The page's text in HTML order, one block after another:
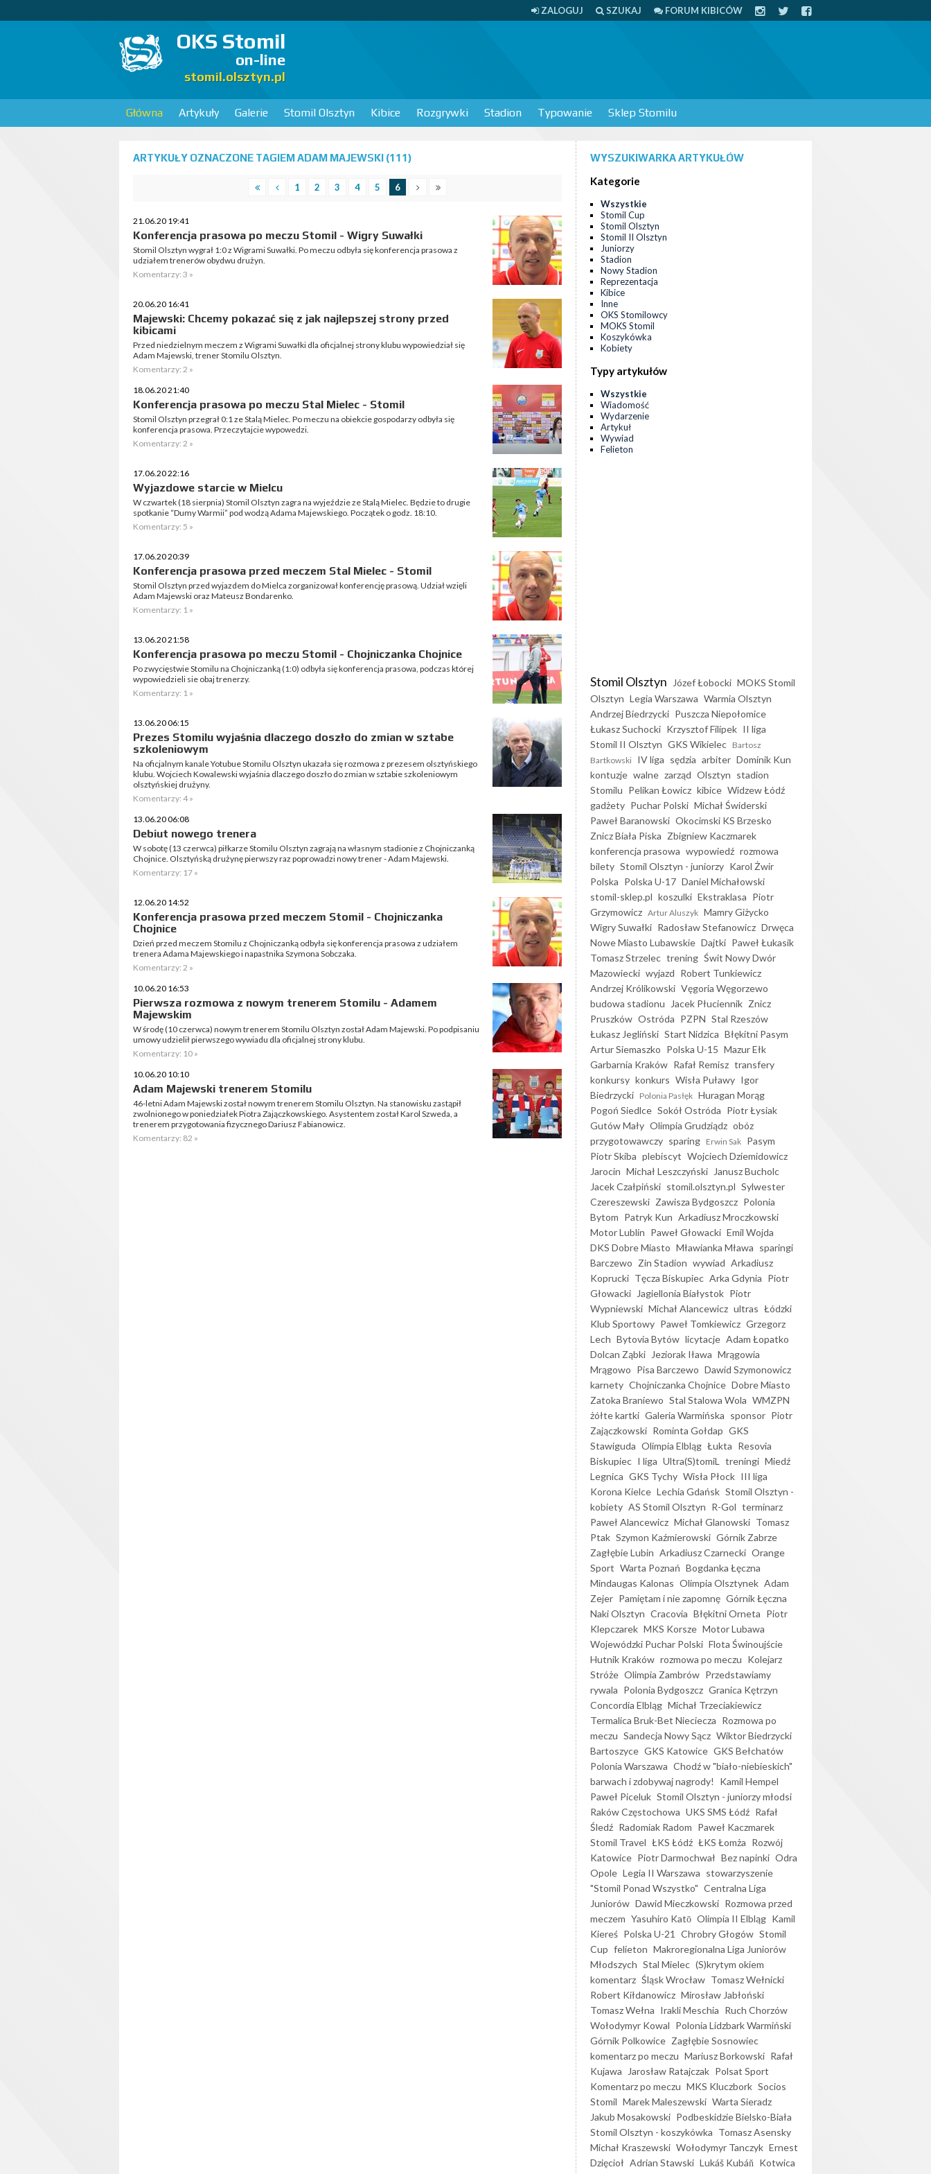
ZALOGUJ SZUKAJ FORUM KIBICÓW
OKS Stomil
on-line
stomil.olsztyn.pl
Główna Artykuły Galerie Stomil Olsztyn Kibice Rozgrywki Stadion Typowanie Sklep Stomilu
ARTYKUŁY OZNACZONE TAGIEM ADAM MAJEWSKI (111)
1 2 3 4 5 6
21.06.20 19:41
Konferencja prasowa po meczu Stomil - Wigry Suwałki
Stomil Olsztyn wygrał 1:0 z Wigrami Suwałki. Po meczu odbyła się konferencja prasowa z
udziałem trenerów obydwu drużyn.
Komentarzy: 3 »
20.06.20 16:41
Majewski: Chcemy pokazać się z jak najlepszej strony przed
kibicami
Przed niedzielnym meczem z Wigrami Suwałki dla oficjalnej strony klubu wypowiedział się
Adam Majewski, trener Stomilu Olsztyn.
Komentarzy: 2 »
18.06.20 21:40
Konferencja prasowa po meczu Stal Mielec - Stomil
Stomil Olsztyn przegrał 0:1 ze Stalą Mielec. Po meczu na obiekcie gospodarzy odbyła się
konferencja prasowa. Przeczytajcie wypowedzi.
Komentarzy: 2 »
17.06.20 22:16
Wyjazdowe starcie w Mielcu
W czwartek (18 sierpnia) Stomil Olsztyn zagra na wyjeździe ze Stalą Mielec. Będzie to drugie
spotkanie “Dumy Warmii” pod wodzą Adama Majewskiego. Początek o godz. 18:10.
Komentarzy: 5 »
17.06.20 20:39
Konferencja prasowa przed meczem Stal Mielec - Stomil
Stomil Olsztyn przed wyjazdem do Mielca zorganizował konferencję prasową. Udział wzięli
Adam Majewski oraz Mateusz Bondarenko.
Komentarzy: 1 »
13.06.20 21:58
Konferencja prasowa po meczu Stomil - Chojniczanka Chojnice
Po zwycięstwie Stomilu na Chojniczanką (1:0) odbyła się konferencja prasowa, podczas której
wypowiedzieli sie obaj trenerzy.
Komentarzy: 1 »
13.06.20 06:15
Prezes Stomilu wyjaśnia dlaczego doszło do zmian w sztabe
szkoleniowym
Na oficjalnym kanale Yotubue Stomilu Olsztyn ukazała się rozmowa z prezesem olsztyńskiego
klubu. Wojciech Kowalewski wyjaśnia dlaczego doszło do zmian w sztabie szkoleniowym
olsztyńskiej drużyny.
Komentarzy: 4 »
13.06.20 06:08
Debiut nowego trenera
W sobotę (13 czerwca) piłkarze Stomilu Olsztyn zagrają na własnym stadionie z Chojniczanką
Chojnice. Olsztyńską drużynę pierwszy raz poprowadzi nowy trener - Adam Majewski.
Komentarzy: 17 »
12.06.20 14:52
Konferencja prasowa przed meczem Stomil - Chojniczanka
Chojnice
Dzień przed meczem Stomilu z Chojniczanką odbyła się konferencja prasowa z udziałem
trenera Adama Majewskiego i napastnika Szymona Sobczaka.
Komentarzy: 2 »
10.06.20 16:53
Pierwsza rozmowa z nowym trenerem Stomilu - Adamem
Majewskim
W środę (10 czerwca) nowym trenerem Stomilu Olsztyn został Adam Majewski. Po podpisaniu
umowy udzielił pierwszego wywiadu dla oficjalnej strony klubu.
Komentarzy: 10 »
10.06.20 10:10
Adam Majewski trenerem Stomilu
46-letni Adam Majewski został nowym trenerem Stomilu Olsztyn. Na stanowisku zastąpił
zwolnionego w poniedziałek Piotra Zajączkowskiego. Asystentem został Karol Szweda, a
trenerem przygotowania fizycznego Dariusz Fabianowicz.
Komentarzy: 82 »
WYSZUKIWARKA ARTYKUŁÓW
Kategorie
Wszystkie
Stomil Cup
Stomil Olsztyn
Stomil II Olsztyn
Juniorzy
Stadion
Nowy Stadion
Reprezentacja
Kibice
Inne
OKS Stomilowcy
MOKS Stomil
Koszykówka
Kobiety
Typy artykułów
Wszystkie
Wiadomość
Wydarzenie
Artykuł
Wywiad
Felieton
Stomil Olsztyn Józef Łobocki MOKS Stomil
Olsztyn Legia Warszawa Warmia Olsztyn
Andrzej Biedrzycki Puszcza Niepołomice
Łukasz Suchocki Krzysztof Filipek II liga
Stomil II Olsztyn GKS Wikielec Bartosz
Bartkowski IV liga sędzia arbiter Dominik Kun
kontuzje walne zarząd Olsztyn stadion
Stomilu Pelikan Łowicz kibice Widzew Łódź
gadżety Puchar Polski Michał Świderski
Paweł Baranowski Okocimski KS Brzesko
Znicz Biała Piska Zbigniew Kaczmarek
konferencja prasowa wypowiedź rozmowa
bilety Stomil Olsztyn - juniorzy Karol Żwir
Polska Polska U-17 Daniel Michałowski
stomil-sklep.pl koszulki Ekstraklasa Piotr
Grzymowicz Artur Aluszyk Mamry Giżycko
Wigry Suwałki Radosław Stefanowicz Drwęca
Nowe Miasto Lubawskie Dajtki Paweł Łukasik
Tomasz Strzelec trening Świt Nowy Dwór
Mazowiecki wyjazd Robert Tunkiewicz
Andrzej Królikowski Vęgoria Węgorzewo
budowa stadionu
Jacek Płuciennik Znicz
Pruszków Ostróda PZPN Stal Rzeszów
Łukasz Jegliński Start Nidzica Błękitni Pasym
Artur Siemaszko Polska U-15 Mazur Ełk
Garbarnia Kraków Rafał Remisz transfery
konkursy konkurs Wisła Puławy Igor
Biedrzycki Polonia Pasłęk Huragan Morąg
Pogoń Siedlce Sokół Ostróda Piotr Łysiak
Gutów Mały Olimpia Grudziądz obóz
przygotowawczy sparing Erwin Sak Pasym
Piotr Skiba plebiscyt Wojciech Dziemidowicz
Jarocin Michał Leszczyński
Janusz Bucholc
Jacek Czałpiński stomil.olsztyn.pl Sylwester
Czereszewski Zawisza Bydgoszcz Polonia
Bytom Patryk Kun Arkadiusz Mroczkowski
Motor Lublin Paweł Głowacki Emil Wojda
DKS Dobre Miasto Mławianka Mława sparingi
Barczewo Zin Stadion wywiad Arkadiusz
Koprucki Tęcza Biskupiec Arka Gdynia Piotr
Głowacki
Jagiellonia Białystok Piotr
Wypniewski Michał Alancewicz ultras Łódzki
Klub Sportowy Paweł Tomkiewicz Grzegorz
Lech Bytovia Bytów licytacje Adam Łopatko
Dolcan Ząbki
Jeziorak Iława Mrągowia
Mrągowo Pisa Barczewo Dawid Szymonowicz
karnety Chojniczanka Chojnice Dobre Miasto
Zatoka Braniewo Stal Stalowa Wola WMZPN
żółte kartki Galeria Warmińska sponsor Piotr
Zajączkowski Rominta Gołdap GKS
Stawiguda Olimpia Elbląg Łukta Resovia
Biskupiec I liga Ultra(S)tomiL treningi Miedź
Legnica GKS Tychy Wisła Płock III liga
Korona Kielce Lechia Gdańsk Stomil Olsztyn -
kobiety AS Stomil Olsztyn R-Gol terminarz
Paweł Alancewicz Michał Glanowski Tomasz
Ptak Szymon Kaźmierowski Górnik Zabrze
Zagłębie Lubin Arkadiusz Czarnecki Orange
Sport Warta Poznań Bogdanka Łęczna
Mindaugas Kalonas Olimpia Olsztynek Adam
Zejer Pamiętam i nie zapomnę Górnik Łęczna
Naki Olsztyn Cracovia Błękitni Orneta Piotr
Klepczarek MKS Korsze Motor Lubawa
Wojewódzki Puchar Polski Flota Świnoujście
Hutnik Kraków rozmowa po meczu Kolejarz
Stróże Olimpia Zambrów Przedstawiamy
rywala Polonia Bydgoszcz Granica Kętrzyn
Concordia Elbląg Michał Trzeciakiewicz
Termalica Bruk-Bet Nieciecza Rozmowa po
meczu Sandecja Nowy Sącz Wiktor Biedrzycki
Bartoszyce GKS Katowice GKS Bełchatów
Polonia Warszawa Chodź w "biało-niebieskich"
barwach i zdobywaj nagrody!
Kamil Hempel
Paweł Piceluk Stomil Olsztyn - juniorzy młodsi
Raków Częstochowa UKS SMS Łódź Rafał
Śledź Radomiak Radom Paweł Kaczmarek
Stomil Travel ŁKS Łódź ŁKS Łomża Rozwój
Katowice Piotr Darmochwał Bez napinki Odra
Opole Legia II Warszawa stowarzyszenie
"Stomil Ponad Wszystko" Centralna Liga
Juniorów Dawid Mieczkowski Rozmowa przed
meczem Yasuhiro Katō Olimpia II Elbląg Kamil
Kiereś Polska U-21 Chrobry Głogów Stomil
Cup felieton Makroregionalna Liga Juniorów
Młodszych Stal Mielec (S)krytym okiem
komentarz Śląsk Wrocław Tomasz Wełnicki
Robert Kiłdanowicz Mirosław Jabłoński
Tomasz Wełna Irakli Meschia Ruch Chorzów
Wołodymyr Kowal Polonia Lidzbark Warmiński
Górnik Polkowice Zagłębie Sosnowiec
komentarz po meczu Mariusz Borkowski Rafał
Kujawa
Jarosław Ratajczak Polsat Sport
Komentarz po meczu MKS Kluczbork Socios
Stomil Marek Maleszewski Warta Sieradz
Jakub Mosakowski Podbeskidzie Bielsko-Biała
Stomil Olsztyn - koszykówka Tomasz Asensky
Michał Kraszewski Wołodymyr Tanczyk Ernest
Dzięcioł Adrian Stawski Lukáš Kubáň Kotwica